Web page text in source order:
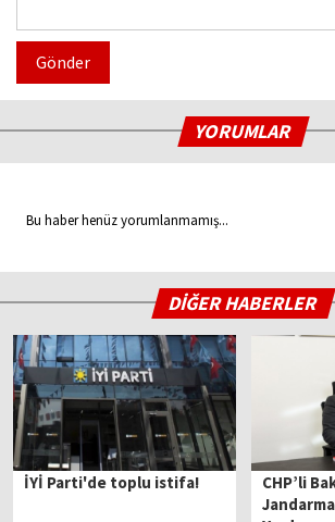
Gönder
YORUMLAR
Bu haber henüz yorumlanmamış...
DİĞER HABERLER
İYİ Parti'de toplu istifa!
CHP’li